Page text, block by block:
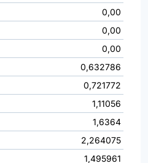
0,00
0,00
0,00
0,632786
0,721772
1,11056
1,6364
2,264075
1,495961